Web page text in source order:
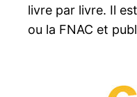
livre par livre. Il
ou la FNAC et